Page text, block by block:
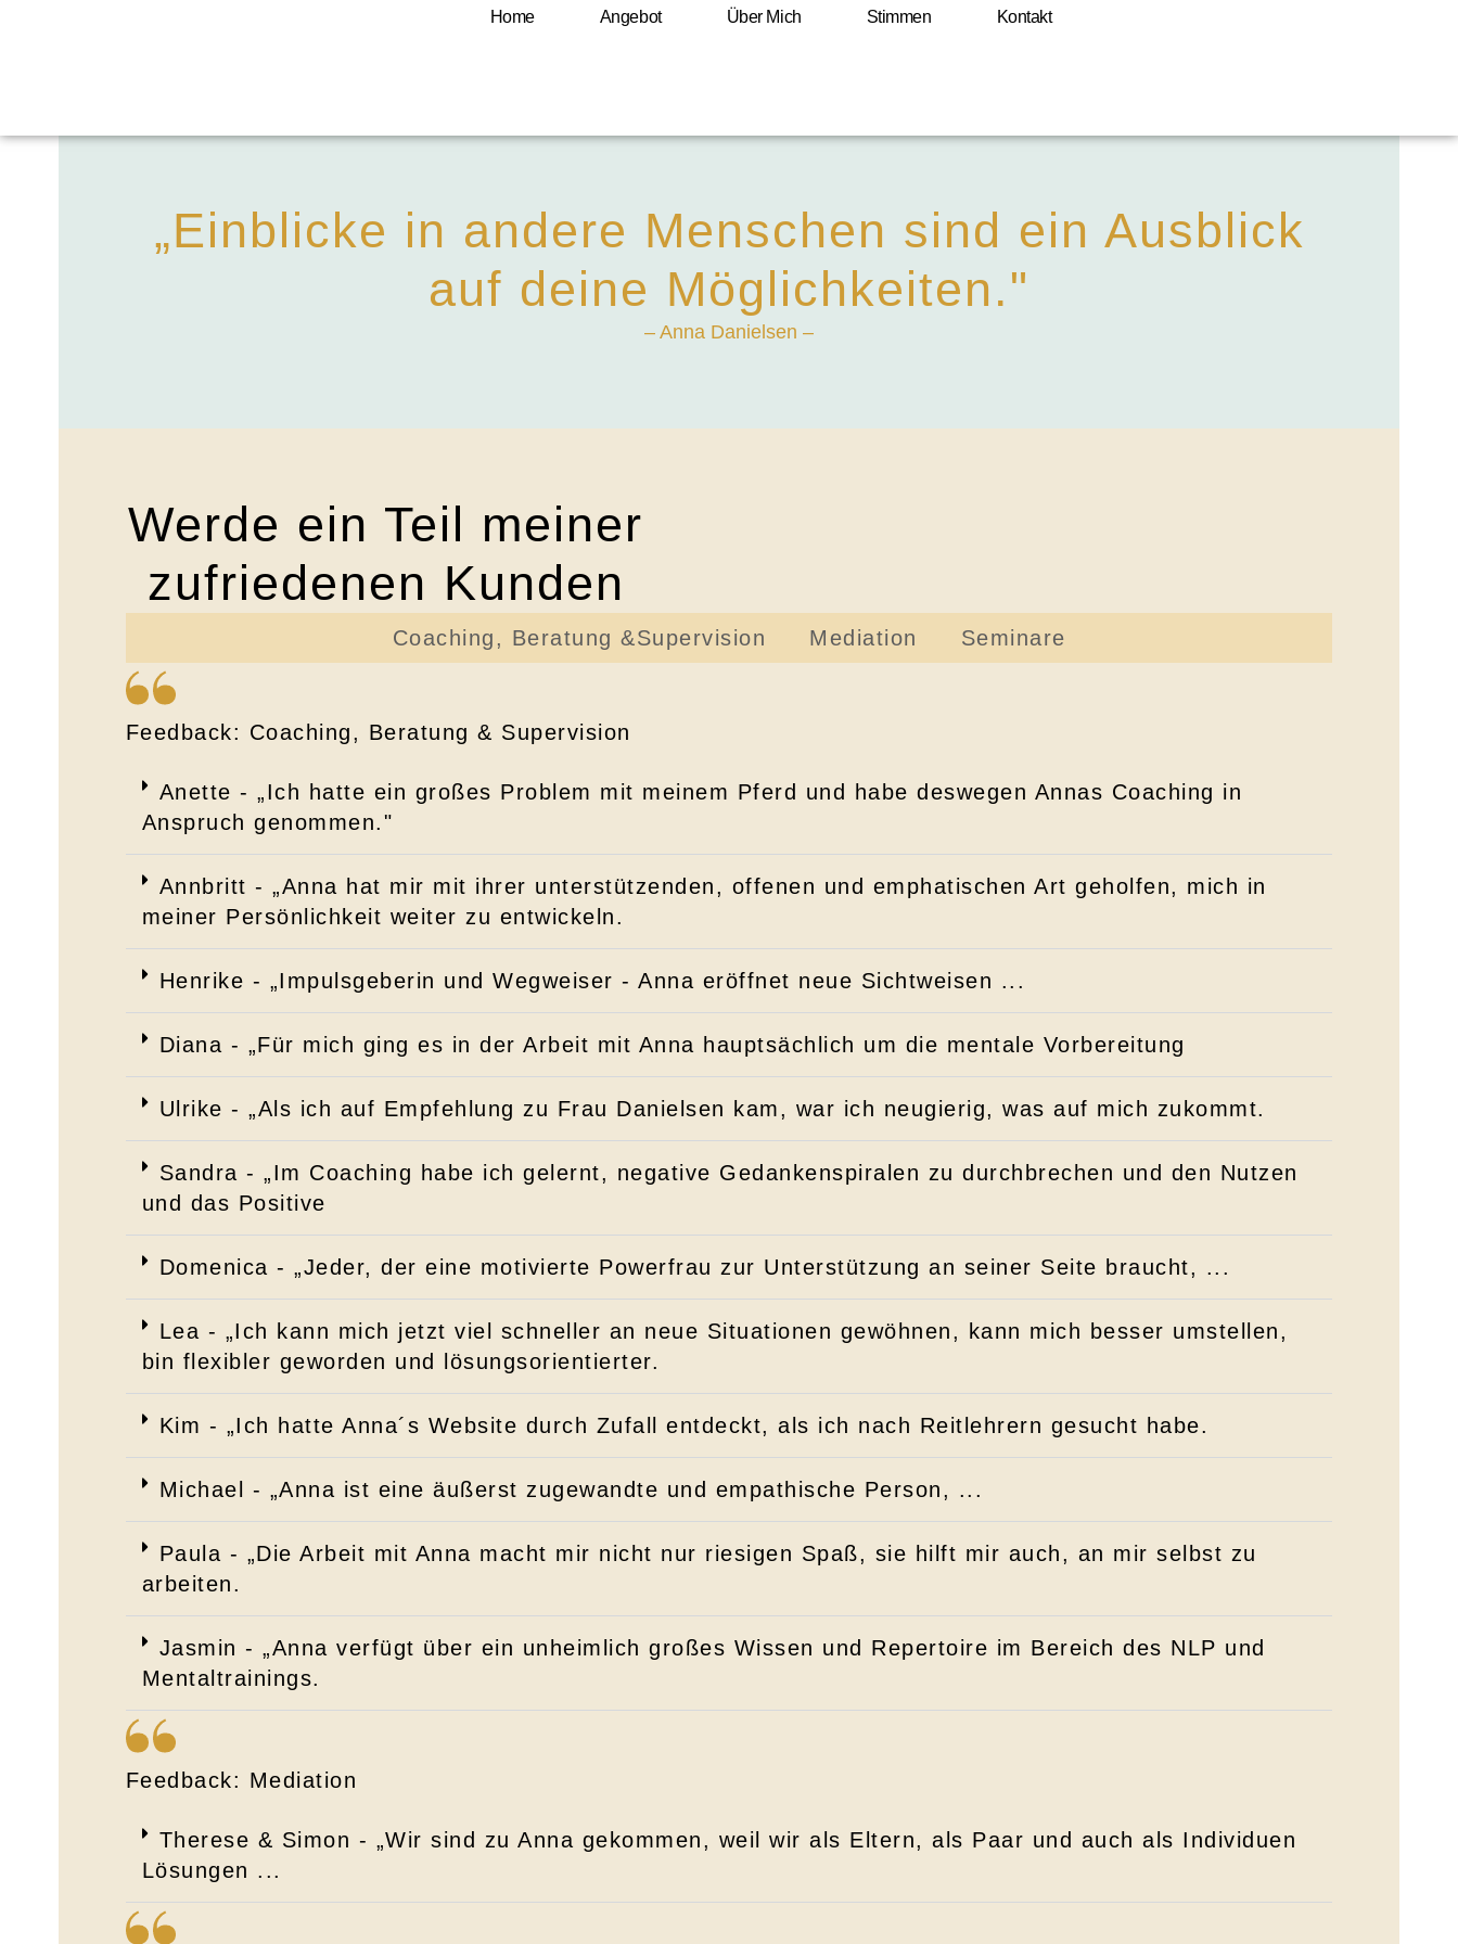
Home Angebot Über Mich Stimmen Kontakt
„Einblicke in andere Menschen sind ein Ausblick
auf deine Möglichkeiten."
– Anna Danielsen –
Werde ein Teil meiner
zufriedenen Kunden
Coaching, Beratung &Supervision Mediation Seminare
Feedback: Coaching, Beratung & Supervision
Anette - „Ich hatte ein großes Problem mit meinem Pferd und habe deswegen Annas Coaching in
Anspruch genommen."
Annbritt - „Anna hat mir mit ihrer unterstützenden, offenen und emphatischen Art geholfen, mich in
meiner Persönlichkeit weiter zu entwickeln.
Henrike - „Impulsgeberin und Wegweiser - Anna eröffnet neue Sichtweisen ...
Diana - „Für mich ging es in der Arbeit mit Anna hauptsächlich um die mentale Vorbereitung
Ulrike - „Als ich auf Empfehlung zu Frau Danielsen kam, war ich neugierig, was auf mich zukommt.
Sandra - „Im Coaching habe ich gelernt, negative Gedankenspiralen zu durchbrechen und den Nutzen
und das Positive
Domenica - „Jeder, der eine motivierte Powerfrau zur Unterstützung an seiner Seite braucht, ...
Lea - „Ich kann mich jetzt viel schneller an neue Situationen gewöhnen, kann mich besser umstellen,
bin flexibler geworden und lösungsorientierter.
Kim - „Ich hatte Anna´s Website durch Zufall entdeckt, als ich nach Reitlehrern gesucht habe.
Michael - „Anna ist eine äußerst zugewandte und empathische Person, ...
Paula - „Die Arbeit mit Anna macht mir nicht nur riesigen Spaß, sie hilft mir auch, an mir selbst zu
arbeiten.
Jasmin - „Anna verfügt über ein unheimlich großes Wissen und Repertoire im Bereich des NLP und
Mentaltrainings.
Feedback: Mediation
Therese & Simon - „Wir sind zu Anna gekommen, weil wir als Eltern, als Paar und auch als Individuen
Lösungen ...